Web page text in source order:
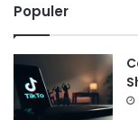
Populer